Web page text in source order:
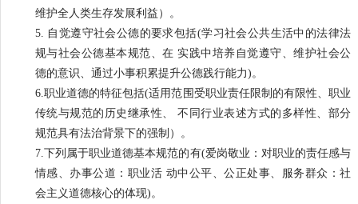
维护全人类生存发展利益）。
5. 自觉遵守社会公德的要求包括(学习社会公共生活中的法律法
规与社会公德基本规范、在 实践中培养自觉遵守、维护社会公
德的意识、通过小事积累提升公德践行能力)。
6.职业道德的特征包括(适用范围受职业责任限制的有限性、职业
传统与规范的历史继承性、 不同行业表述方式的多样性、部分
规范具有法治背景下的强制）。
7.下列属于职业道德基本规范的有(爱岗敬业：对职业的责任感与
情感、办事公道：职业活 动中公平、公正处事、服务群众：社
会主义道德核心的体现)。